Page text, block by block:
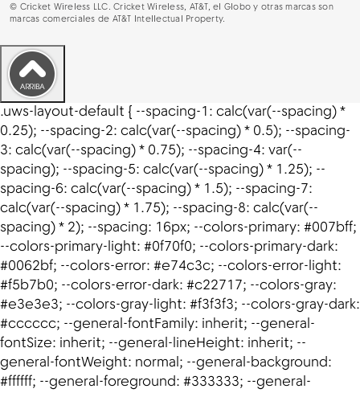
© Cricket Wireless LLC. Cricket Wireless, AT&T, el Globo y otras marcas son
marcas comerciales de AT&T Intellectual Property.